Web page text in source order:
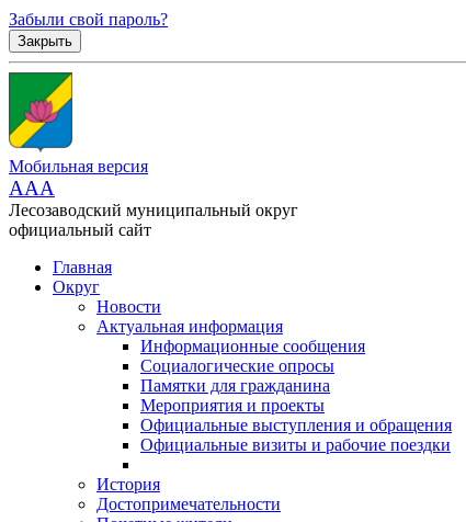
Забыли свой пароль?
Закрыть
Мобильная версия
AAA
Лесозаводский муниципальный округ
официальный сайт
Главная
Округ
Новости
Актуальная информация
Информационные сообщения
Социалогические опросы
Памятки для гражданина
Мероприятия и проекты
Официальные выступления и обращения
Официальные визиты и рабочие поездки
История
Достопримечательности